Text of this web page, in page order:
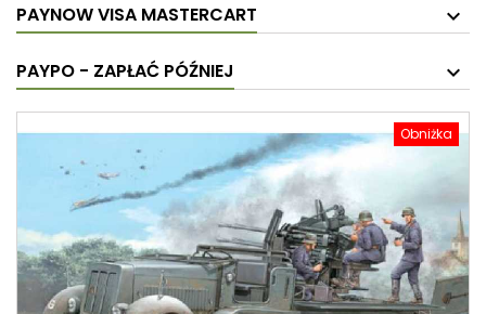
PAYNOW VISA MASTERCART
PAYPO - ZAPŁAĆ PÓŹNIEJ
Obniżka